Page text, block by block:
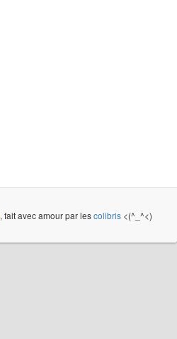
, fait avec amour par lescolibris<(^_^<)